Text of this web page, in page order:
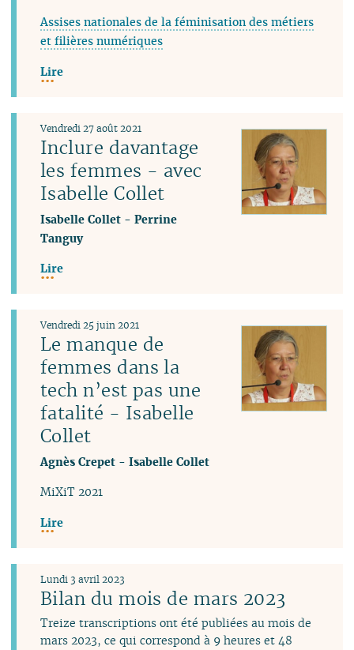
Assises nationales de la féminisation des métiers
et filières numériques
Lire
Inclure davantage
les femmes - avec
Isabelle Collet
Vendredi 27 août 2021
Isabelle Collet -Perrine
Tanguy
Lire
Le manque de
femmes dans la
tech n’est pas une
fatalité - Isabelle
Collet
Vendredi 25 juin 2021
Agnès Crepet -Isabelle Collet
MiXiT 2021
Lire
Bilan du mois de mars 2023
Lundi 3 avril 2023
Treize transcriptions ont été publiées au mois de
mars 2023, ce qui correspond à 9 heures et 48